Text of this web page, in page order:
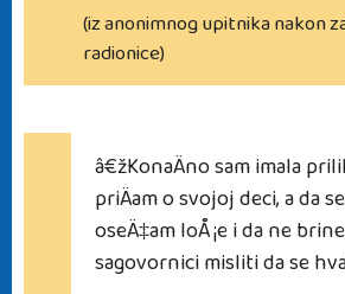
(iz anonimnog upitnika nakon
radionice)
â€žKonaÄno sam imala
priÄam o svojoj deci, a da
oseÄ‡am loÅ¡e i da ne
sagovornici misliti da se